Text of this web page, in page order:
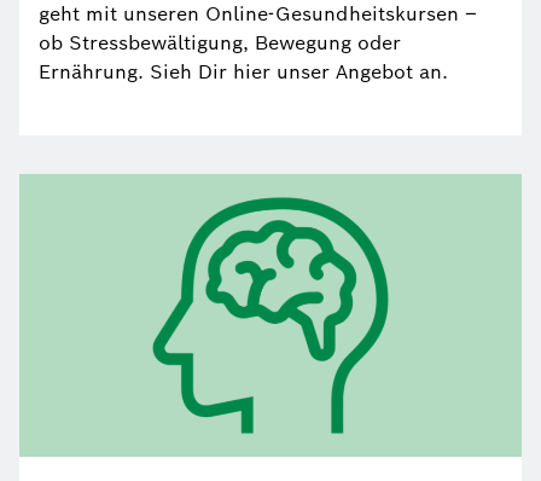
geht mit unseren Online-Gesundheitskursen –
ob Stressbewältigung, Bewegung oder
Ernährung. Sieh Dir hier unser Angebot an.